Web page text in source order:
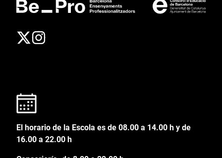
El horario de la Escola es de 08.00 a 14.00 h y de
16.00 a 22.00 h